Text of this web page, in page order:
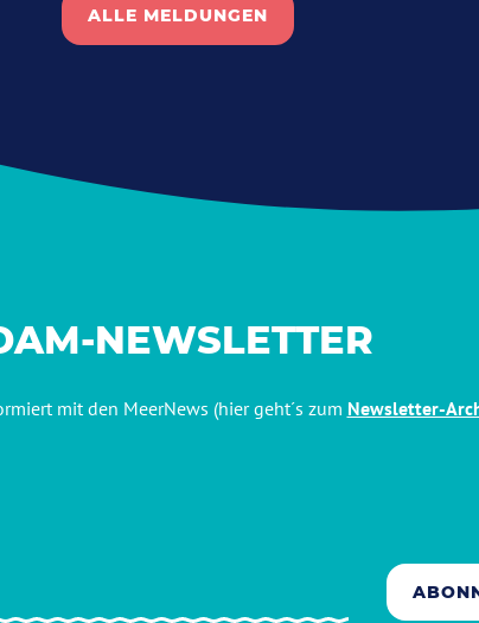
ALLE MELDUNGEN
NEWSLETTER
mit den MeerNews (hier geht´s zum Newsletter-